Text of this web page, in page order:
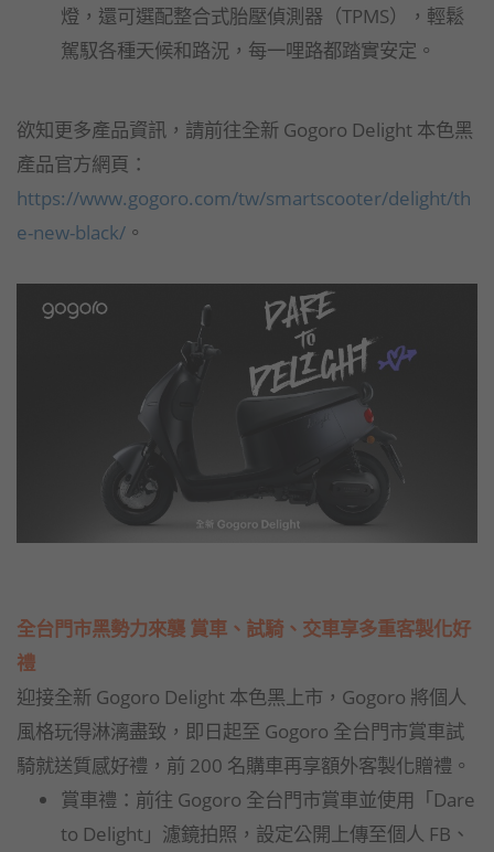
燈，還可選配整合式胎壓偵測器（TPMS），輕鬆
駕馭各種天候和路況，每一哩路都踏實安定。
欲知更多產品資訊，請前往全新 Gogoro Delight 本色黑
產品官方網頁：
https://www.gogoro.com/tw/smartscooter/delight/th
e-new-black/ 。
全台門市黑勢力來襲 賞車、試騎、交車享多重客製化好
禮
迎接全新 Gogoro Delight 本色黑上市，Gogoro 將個人
風格玩得淋漓盡致，即日起至 Gogoro 全台門市賞車試
騎就送質感好禮，前 200 名購車再享額外客製化贈禮。
賞車禮：前往 Gogoro 全台門市賞車並使用「Dare
to Delight」濾鏡拍照，設定公開上傳至個人 FB、